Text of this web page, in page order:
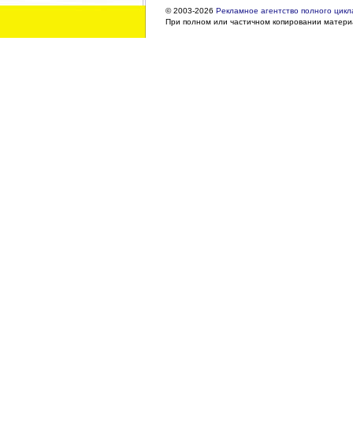
© 2003-2026 Рекламное агентство полного
При полном или частичном копировании